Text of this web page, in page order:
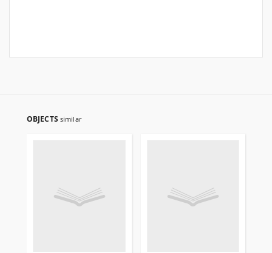
OBJECTS similar